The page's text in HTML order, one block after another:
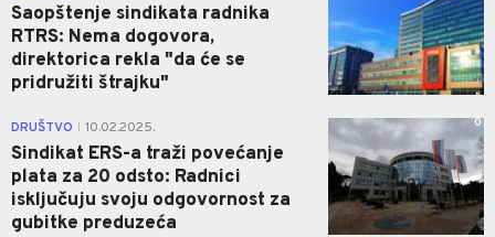
Saopštenje sindikata radnika
RTRS: Nema dogovora,
direktorica rekla "da će se
pridružiti štrajku"
DRUŠTVO 10.02.2025.
Sindikat ERS-a traži povećanje
plata za 20 odsto: Radnici
isključuju svoju odgovornost za
gubitke preduzeća
0